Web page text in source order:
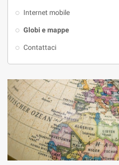
Internet mobile
Globi e mappe
Contattaci